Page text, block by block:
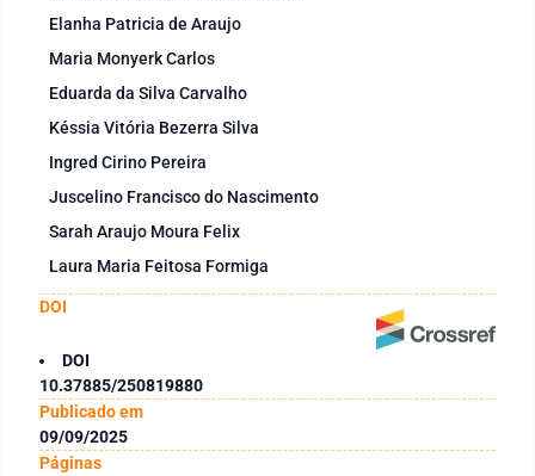
Elanha Patricia de Araujo
Maria Monyerk Carlos
Eduarda da Silva Carvalho
Késsia Vitória Bezerra Silva
Ingred Cirino Pereira
Juscelino Francisco do Nascimento
Sarah Araujo Moura Felix
Laura Maria Feitosa Formiga
DOI
DOI
10.37885/250819880
Publicado em
09/09/2025
Páginas